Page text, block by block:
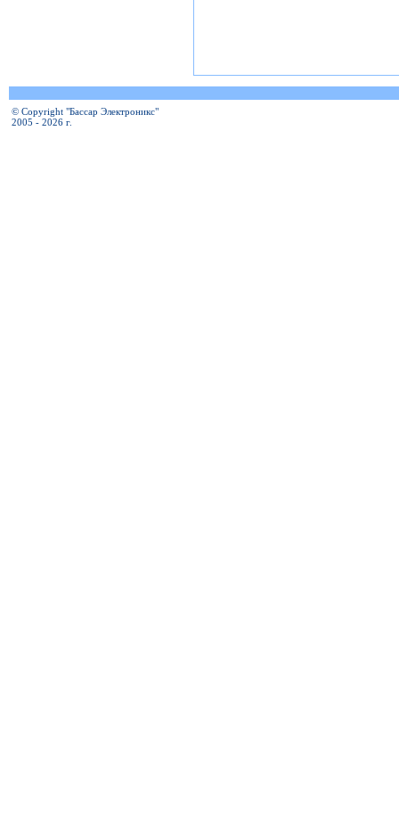
© Copyright "Бассар Электроникс"
2005 - 2026 г.